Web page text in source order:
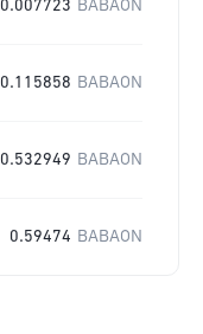
0.007723 BABAON
0.115858 BABAON
0.532949 BABAON
0.59474 BABAON